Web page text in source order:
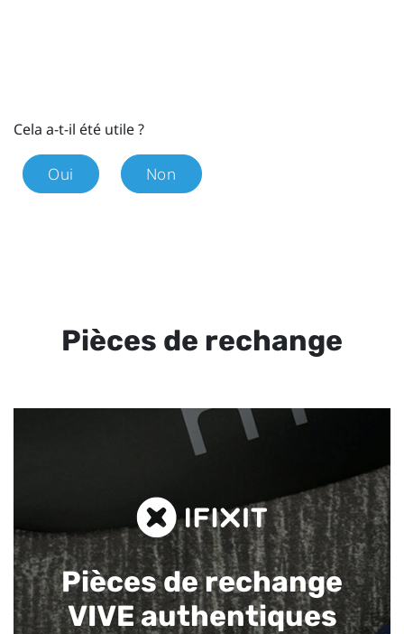
Cela a-t-il été utile ?
Oui Non
Pièces de rechange
Pièces de rechange
VIVE authentiques​